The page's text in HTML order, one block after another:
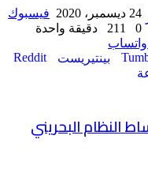
24 ديسمبر، 2020
0
دقيقة واحدة
فيسبوك
واتساب
بينتيريست
النظام البحريني